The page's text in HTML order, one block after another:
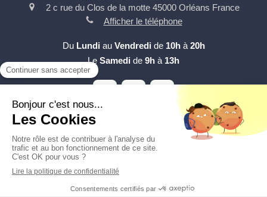
2 c rue du Clos de la motte 45000 Orléans France
Afficher le téléphone
Du Lundi au Vendredi de 10hà 20h
Le Samedi de 9h à 13h
Plan du site
Création et référencement du site par Simplébo